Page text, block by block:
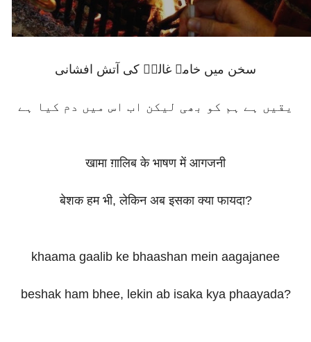
سخن میں خامۂ غالبؔ کی آتش افشانی
یقیں ہے ہم کو بھی لیکن اب اس میں دم کیا ہے
खामा ग़ालिब के भाषण में आगजनी
बेशक हम भी, लेकिन अब इसका क्या फायदा?
khaama gaalib ke bhaashan mein aagajanee
beshak ham bhee, lekin ab isaka kya phaayada?